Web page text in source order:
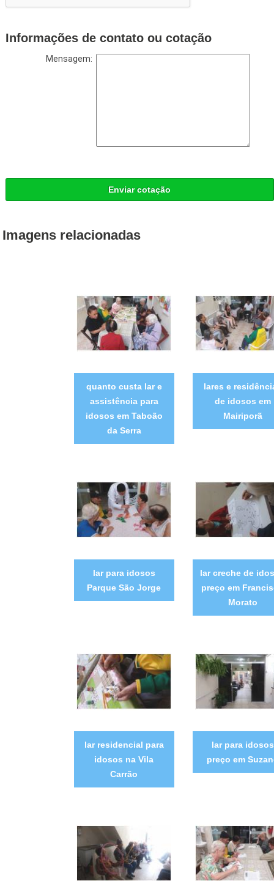
Informações de contato ou cotação
Mensagem:
Enviar cotação
Imagens relacionadas
quanto custa lar e
assistência para
idosos em Taboão
da Serra
lares e
de idosos em
Mairiporã
lar para idosos
Parque São Jorge
lar creche de
preço em
Morato
lar residencial para
idosos na Vila
Carrão
lar para idosos
preço em